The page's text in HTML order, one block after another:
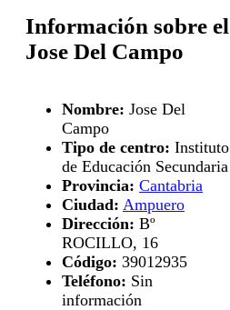
Información sobre el
Jose Del Campo
Nombre: Jose Del
Campo
Tipo de centro: Instituto
de Educación Secundaria
Provincia: Cantabria
Ciudad: Ampuero
Dirección: Bº
ROCILLO, 16
Código: 39012935
Teléfono: Sin
información